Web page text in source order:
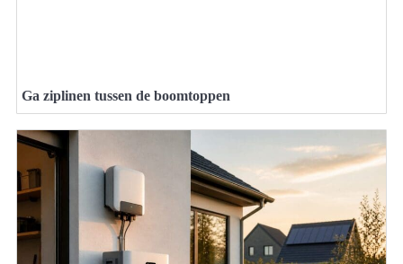
Ga ziplinen tussen de boomtoppen